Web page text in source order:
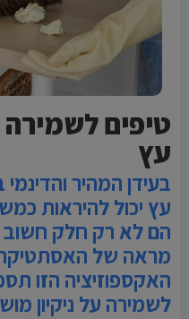
טיפים לשמירה
עץ
בעידן המהיר והדינמי
עץ יכול להיראות
הם לא רק חלק חשוב
מראה של האסתטיקה
האקספוזיציה הזו
לשמירה על ניקיון